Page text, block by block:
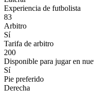
Experiencia de futbolista
83
Arbitro
Sí
Tarifa de arbitro
200
Disponible para jugar en
Sí
Pie preferido
Derecha